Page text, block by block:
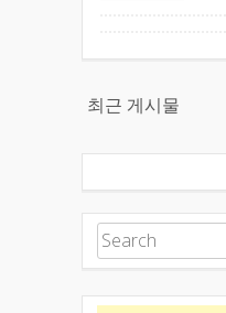
최근 게시물
Search for: